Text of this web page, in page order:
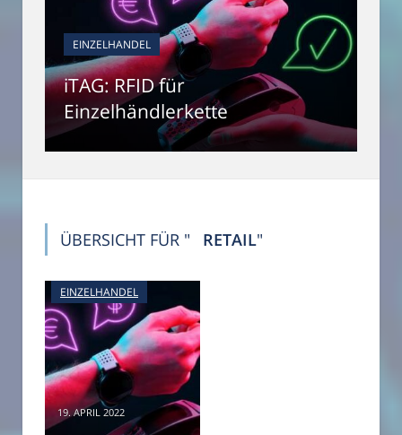
EINZELHANDEL
iTAG: RFID für
Einzelhändlerkette
ÜBERSICHT FÜR " RETAIL"
EINZELHANDEL
19. APRIL 2022